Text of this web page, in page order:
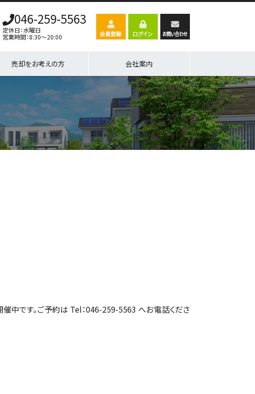
046-259-5563
定休日：水曜日
営業時間：8:30～20:00
売却をお考えの方 会社案内
中です。ご予約は Tel：046-259-5563 へお電話くださ